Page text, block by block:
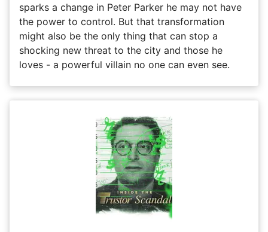
sparks a change in Peter Parker he may not have
the power to control. But that transformation
might also be the only thing that can stop a
shocking new threat to the city and those he
loves - a powerful villain no one can even see.